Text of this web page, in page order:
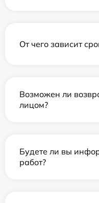
От чего зависит
Возможен ли
лицом?
Будете ли вы
работ?